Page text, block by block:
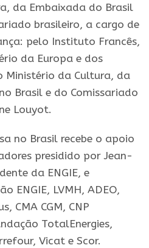
da Embaixada do Brasil
brasileiro, a cargo de
pelo Instituto Francês,
da Europa e dos
Ministério da Cultura, da
Brasil e do Comissariado
Louyot.
no Brasil recebe o apoio
presidido por Jean-
da ENGIE, e
ENGIE, LVMH, ADEO,
CMA CGM, CNP
TotalEnergies,
Vicat e Scor.